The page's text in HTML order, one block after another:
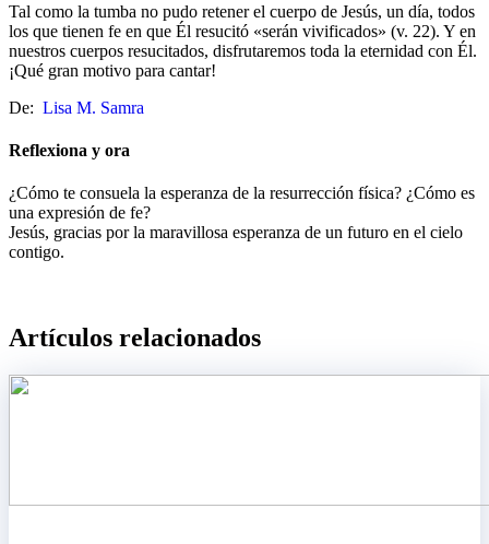
Tal como la tumba no pudo retener el cuerpo de Jesús, un día, todos
los que tienen fe en que Él resucitó «serán vivificados» (v. 22). Y en
nuestros cuerpos resucitados, disfrutaremos toda la eternidad con Él.
¡Qué gran motivo para cantar!
De: Lisa M. Samra
Reflexiona y ora
¿Cómo te consuela la esperanza de la resurrección física? ¿Cómo es
una expresión de fe?
Jesús, gracias por la maravillosa esperanza de un futuro en el cielo
contigo.
Artículos relacionados​